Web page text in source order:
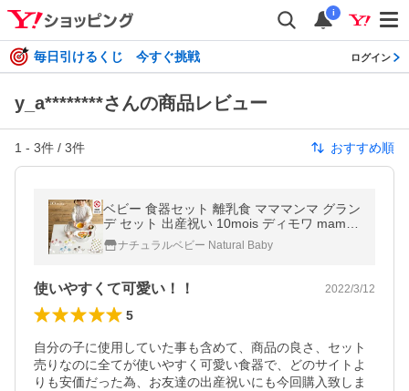
i
毎日引けるくじ 今すぐ挑戦 ログイン
y_a********さんの商品レビュー
1 - 3件 / 3件 おすすめ順
ベビー 食器セット 離乳食 マママンマ グラン
デ セット 出産祝い 10mois ディモワ mama
manma ベビー食器 食器 電子レンジ 出産祝
い 女の子 男の子 プレゼント
ナチュラルベビー Natural Baby
使いやすくて可愛い！！ 2022/3/12
5
自分の子に使用していた事も含めて、商品の良さ、セット
売りなのに全てが使いやすく可愛い食器で、どのサイトよ
りも安価だった為、お友達の出産祝いにも今回購入致しま